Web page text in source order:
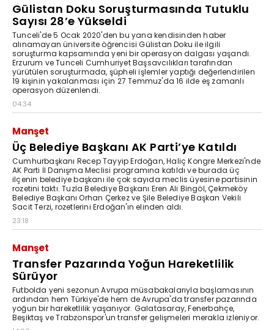
Gülistan Doku Soruşturmasında Tutuklu
Sayısı 28’e Yükseldi
Tunceli'de 5 Ocak 2020'den bu yana kendisinden haber
alınamayan üniversite öğrencisi Gülistan Doku ile ilgili
soruşturma kapsamında yeni bir operasyon dalgası yaşandı.
Erzurum ve Tunceli Cumhuriyet Başsavcılıkları tarafından
yürütülen soruşturmada, şüpheli işlemler yaptığı değerlendirilen
19 kişinin yakalanması için 27 Temmuz'da 16 ilde eş zamanlı
operasyon düzenlendi.
04:34
Manşet
Üç Belediye Başkanı AK Parti’ye Katıldı
Cumhurbaşkanı Recep Tayyip Erdoğan, Haliç Kongre Merkezi'nde
AK Parti İl Danışma Meclisi programına katıldı ve burada üç
ilçenin belediye başkanı ile çok sayıda meclis üyesine partisinin
rozetini taktı. Tuzla Belediye Başkanı Eren Ali Bingöl, Çekmeköy
Belediye Başkanı Orhan Çerkez ve Şile Belediye Başkan Vekili
Sacit Terzi, rozetlerini Erdoğan'ın elinden aldı.
23:18
Manşet
Transfer Pazarında Yoğun Hareketlilik
Sürüyor
Futbolda yeni sezonun Avrupa müsabakalarıyla başlamasının
ardından hem Türkiye'de hem de Avrupa'da transfer pazarında
yoğun bir hareketlilik yaşanıyor. Galatasaray, Fenerbahçe,
Beşiktaş ve Trabzonspor'un transfer gelişmeleri merakla izleniyor.